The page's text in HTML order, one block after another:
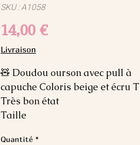
SKU : A1058
14,00 €Prix
Livraison
🧸 Doudou ourson avec pull à
capuche Coloris beige et écru T
Très bon état
Taille
Quantité *